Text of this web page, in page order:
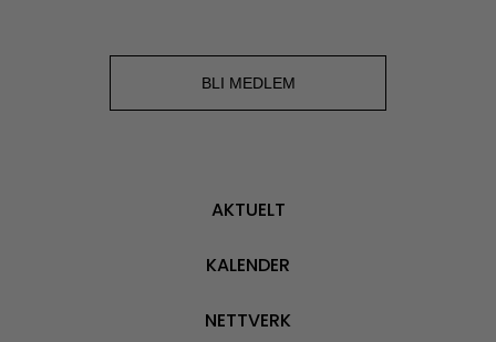
BLI MEDLEM
AKTUELT
KALENDER
NETTVERK